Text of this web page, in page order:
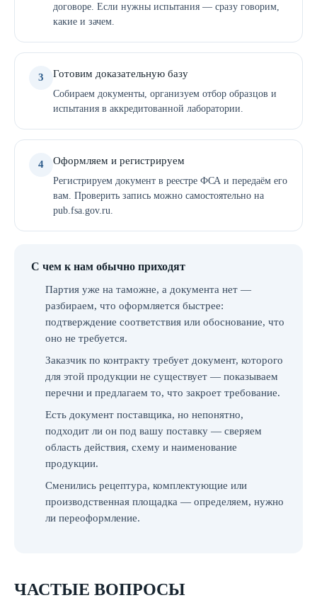
договоре. Если нужны испытания — сразу говорим,
какие и зачем.
3 Готовим доказательную базу
Собираем документы, организуем отбор образцов и
испытания в аккредитованной лаборатории.
4 Оформляем и регистрируем
Регистрируем документ в реестре ФСА и передаём его
вам. Проверить запись можно самостоятельно на
pub.fsa.gov.ru.
С чем к нам обычно приходят
Партия уже на таможне, а документа нет —
разбираем, что оформляется быстрее:
подтверждение соответствия или обоснование, что
оно не требуется.
Заказчик по контракту требует документ, которого
для этой продукции не существует — показываем
перечни и предлагаем то, что закроет требование.
Есть документ поставщика, но непонятно,
подходит ли он под вашу поставку — сверяем
область действия, схему и наименование
продукции.
Сменились рецептура, комплектующие или
производственная площадка — определяем, нужно
ли переоформление.
ЧАСТЫЕ ВОПРОСЫ